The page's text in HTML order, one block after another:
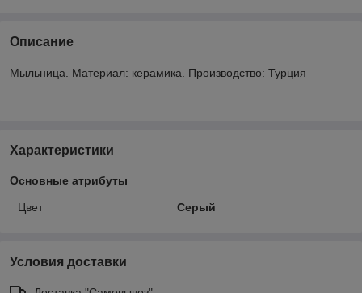
Описание
Мыльница. Материал: керамика. Производство: Турция
Характеристики
Основные атрибуты
Цвет Серый
Условия доставки